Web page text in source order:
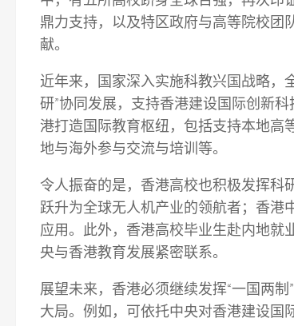
鼎力支持，以及特区政府与高等院校团
献。
近年来，国家深入实施科教兴国战略，
研”协同发展，支持香港建设国际创新
港打造国际教育枢纽，包括支持本地高
地与海外参与交流与培训等。
令人振奋的是，香港高校也积极发挥科
跃升为全球无人机产业的领航者；香港
应用。此外，香港高校毕业生赴内地就
央与香港教育发展紧密联系。
展望未来，香港必须继续发挥“一国两
大局。例如，可依托中央对香港建设国